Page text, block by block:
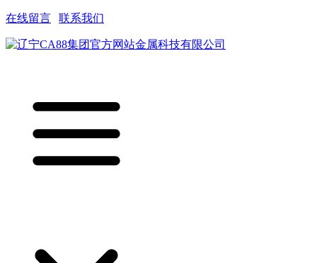
在线留言 联系我们